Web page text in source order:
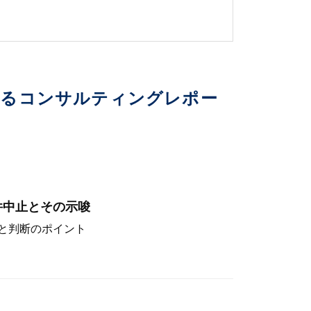
コンサルティングレポー
止とその示唆
判断のポイント